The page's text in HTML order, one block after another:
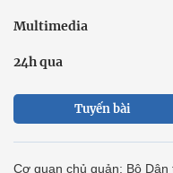
Multimedia
24h qua
Tuyến bài
Cơ quan chủ quản: Bộ Dân